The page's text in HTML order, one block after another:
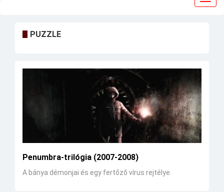
PUZZLE
Penumbra-trilógia (2007-2008)
A bánya démonjai és egy fertőző vírus rejtélye.